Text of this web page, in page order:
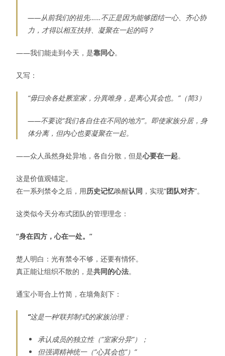
——从前我们的祖先……不正是因为能够团结一心、齐心协
力，才得以相互扶持、凝聚在一起的吗？
——我们能走到今天，是靠同心。
又写：
“毋曰余各处厥室家，分異唯身，是离心其会也。”（简3）
——不要说“我们各自住在不同的地方”。即使家族分居，身
体分离，但内心也要凝聚在一起。
——众人虽然身处异地，各自分散，但是心要在一起。
这是价值观锚定。
在一系列禁令之后，用历史记忆唤醒认同 ，实现“团队对齐”。
这类似今天分布式团队的管理理念：
“身在四方，心在一处。”
楚人明白：光有禁令不够，还要有情怀。
真正能让组织不散的，是共同的心法。
通宝小哥合上竹简，在墙角刻下：
“这是一种’联邦制’式的家族治理：
承认成员的独立性（”室家分异”）；
但强调精神统一（”心其会也”）”